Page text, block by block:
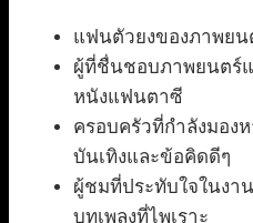
แฟนตัวยงของภาพยน
ผู้ที่ชื่นชอบภาพยนตร์
หนังแฟนตาซี
ครอบครัวที่กำลังมอง
บันเทิงและข้อคิดดีๆ
ผู้ชมที่ประทับใจในงา
บทเพลงที่ไพเราะ